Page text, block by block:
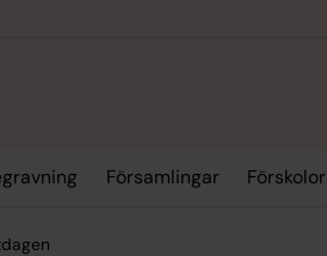
Församlingar Förskolor